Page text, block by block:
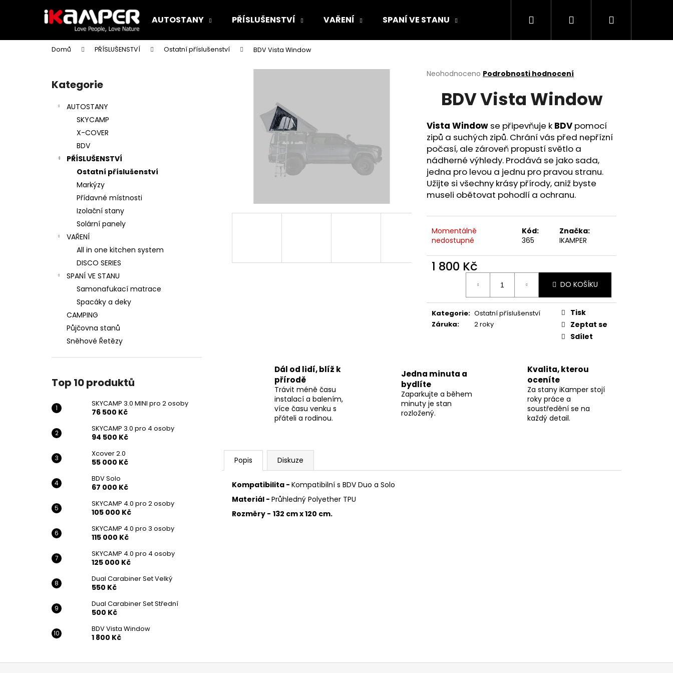
AUTOSTANY PŘÍSLUŠENSTVÍ VAŘENÍ SPANÍ VE STANU Půjčovna stanů
Hledat PřihlášeníNákupní
Domů PŘÍSLUŠENSTVÍ Ostatní příslušenství BDV Vista Window
Přeskočit
kategorie
Kategorie
AUTOSTANY
SKYCAMP
X-COVER
BDV
PŘÍSLUŠENSTVÍ
Ostatní příslušenství
Markýzy
Přídavné místnosti
Izolační stany
Solární panely
VAŘENÍ
All in one kitchen system
DISCO SERIES
SPANÍ VE STANU
Samonafukací matrace
Spacáky a deky
CAMPING
Půjčovna stanů
Sněhové Řetězy
Top 10 produktů
SKYCAMP 3.0 MINI pro 2 osoby
76 500 Kč
SKYCAMP 3.0 pro 4 osoby
94 500 Kč
Xcover 2.0
55 000 Kč
BDV Solo
67 000 Kč
SKYCAMP 4.0 pro 2 osoby
105 000 Kč
SKYCAMP 4.0 pro 3 osoby
115 000 Kč
SKYCAMP 4.0 pro 4 osoby
125 000 Kč
Dual Carabiner Set Velký
550 Kč
Dual Carabiner Set Střední
500 Kč
BDV Vista Window
1 800 Kč
Průměrné
produktu
z
5
hvězdiček.
Neohodnoceno Podrobnosti hodnocení
BDV Vista Window
Vista Window se připevňuje k BDV pomocí
zipů a suchých zipů. Chrání vás před nepřízní
počasí, ale zároveň propustí světlo a
nádherné výhledy. Prodává se jako sada,
jedna pro levou a jednu pro pravou stranu.
Užijte si všechny krásy přírody, aniž byste
museli obětovat pohodlí a ochranu.
Momentálně
nedostupné
Kód:
365
Značka:
IKAMPER
1 800 Kč
DO KOŠÍKU
Kategorie: Ostatní příslušenství
Záruka: 2 roky
Tisk
Zeptat se
Sdílet
Dál od lidí, blíž k
přírodě
Trávit méně času
instalací a balením,
více času venku s
přáteli a rodinou.
Jedna minuta a
bydlíte
Zaparkujte a během
minuty je stan
rozložený.
Kvalita, kterou
oceníte
Za stany iKamper stojí
roky práce a
soustředění se na
každý detail.
Popis Diskuze
Kompatibilita - Kompatibilní s BDV Duo a Solo
Materiál - Průhledný Polyether TPU
Rozměry - 132 cm x 120 cm.
í
Zpět
do
obchodu
Zpět
do
obchodu
Co potřebujete najít?
Doporučujeme
Následující
SKYCAMP 3.0 MINI PRO 2 OSOBY
76 500 Kč
Původně: 85 000 Kč
XCOVER 2.0
65 000 Kč
Z